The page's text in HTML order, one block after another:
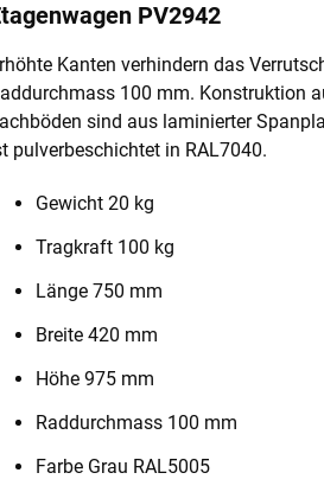
PV2942
Kanten verhindern das
100 mm. Konstruktion
sind aus laminierter
pulverbeschichtet in RAL7040.
Gewicht 20 kg
Tragkraft 100 kg
Länge 750 mm
Breite 420 mm
Höhe 975 mm
Raddurchmass 100 mm
Farbe Grau RAL5005